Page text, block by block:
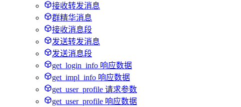
接收转发消息
群精华消息
接收消息段
发送转发消息
发送消息段
get_login_info 响应数据
get_impl_info 响应数据
get_user_profile 请求参数
get_user_profile 响应数据